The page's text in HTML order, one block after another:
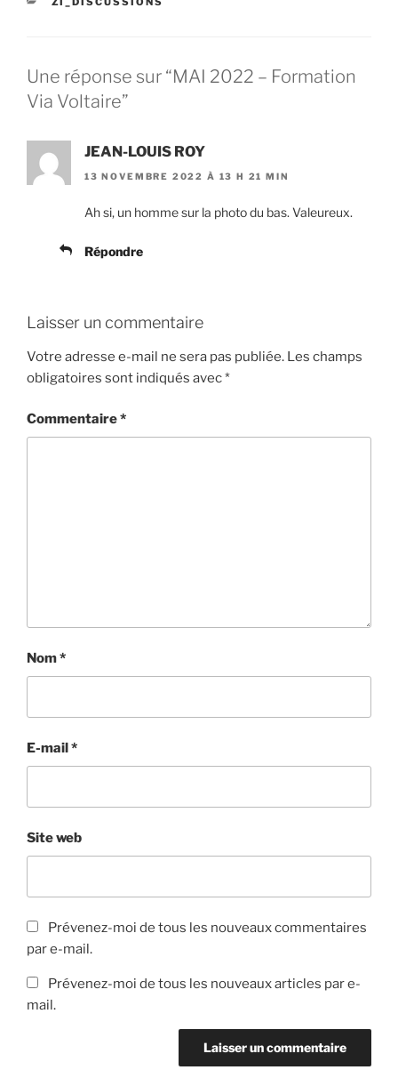
Une réponse sur “MAI 2022 – Formation
Via Voltaire”
JEAN-LOUIS ROY
13 NOVEMBRE 2022 À 13 H 21 MIN
Ah si, un homme sur la photo du bas. Valeureux.
Répondre
Laisser un commentaire
Votre adresse e-mail ne sera pas publiée. Les champs
obligatoires sont indiqués avec*
Commentaire*
Nom*
E-mail*
Site web
Prévenez-moi de tous les nouveaux commentaires
par e-mail.
Prévenez-moi de tous les nouveaux articles par e-
mail.